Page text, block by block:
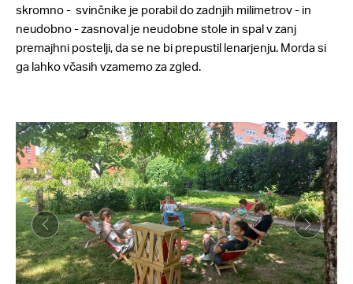
skromno - svinčnike je porabil do zadnjih milimetrov - in
neudobno - zasnoval je neudobne stole in spal v zanj
premajhni postelji, da se ne bi prepustil lenarjenju. Morda si
ga lahko včasih vzamemo za zgled.